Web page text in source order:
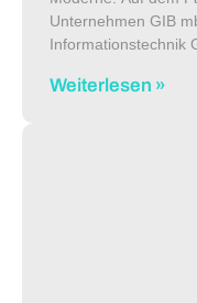
Unternehmen GIB
Informationstechnik
Weiterlesen »